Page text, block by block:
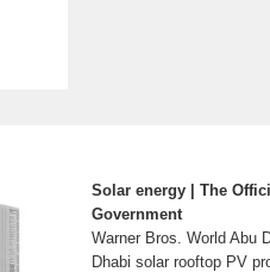
Solar energy | The
Government
Warner Bros. World Abu
Dhabi solar rooftop PV